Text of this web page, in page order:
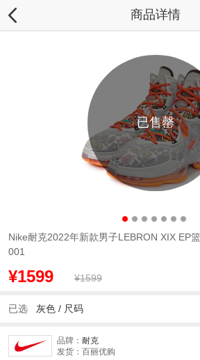
商品详情
已售罄
Nike耐克2022年新款男子LEBRON XIX EP
001
¥1599 ¥1599
已选 灰色 / 尺码
品牌： 耐克
发货：百丽优购